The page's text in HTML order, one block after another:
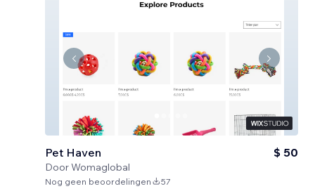
Pet Haven
DoorWomaglobal
$ 50
Nog geen beoordelingen 57